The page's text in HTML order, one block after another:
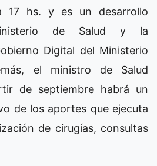
17 hs. y es un desarrollo
de Salud y la
Digital del Ministerio
el ministro de Salud
de septiembre habrá un
de los aportes que ejecuta
de cirugías, consultas